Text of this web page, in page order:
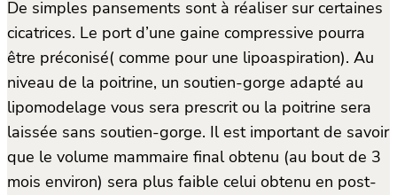
De simples pansements sont à réaliser sur certaines
cicatrices. Le port d’une gaine compressive pourra
être préconisé( comme pour une lipoaspiration). Au
niveau de la poitrine, un soutien-gorge adapté au
lipomodelage vous sera prescrit ou la poitrine sera
laissée sans soutien-gorge. Il est important de savoir
que le volume mammaire final obtenu (au bout de 3
mois environ) sera plus faible celui obtenu en post-